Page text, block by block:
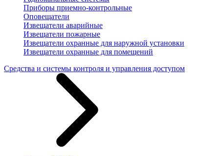
Приборы приемно-контрольные
Оповещатели
Извещатели аварийные
Извещатели пожарные
Извещатели охранные для наружной установки
Извещатели охранные для помещений
Средства и системы контроля и управления доступом